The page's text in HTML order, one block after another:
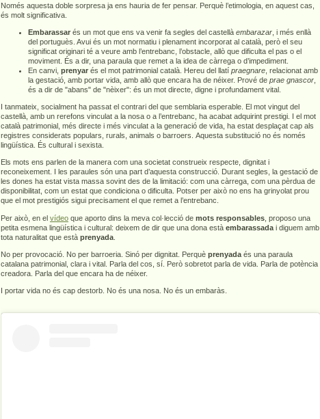
Només aquesta doble sorpresa ja ens hauria de fer pensar. Perquè l’etimologia, en aquest cas,
és molt significativa.
Embarassar és un mot que ens va venir fa segles del castellà embarazar , i més enllà
del portuguès. Avui és un mot normatiu i plenament incorporat al català, però el seu
significat originari té a veure amb l’entrebanc, l’obstacle, allò que dificulta el pas o el
moviment. És a dir, una paraula que remet a la idea de càrrega o d’impediment.
En canvi, prenyar és el mot patrimonial català. Hereu del llatí praegnare , relacionat amb
la gestació, amb portar vida, amb allò que encara ha de néixer. Prové de prae gnascor
és a dir de "abans" de "nèixer": és un mot directe, digne i profundament vital.
I tanmateix, socialment ha passat el contrari del que semblaria esperable. El mot vingut del
castellà, amb un rerefons vinculat a la nosa o a l’entrebanc, ha acabat adquirint prestigi. I el mot
català patrimonial, més directe i més vinculat a la generació de vida, ha estat desplaçat cap als
registres considerats populars, rurals, animals o barroers. Aquesta substitució no és només
lingüística. És cultural i sexista.
Els mots ens parlen de la manera com una societat construeix respecte, dignitat i
reconeixement. I les paraules són una part d’aquesta construcció. Durant segles, la gestació de
les dones ha estat vista massa sovint des de la limitació: com una càrrega, com una pèrdua de
disponibilitat, com un estat que condiciona o dificulta. Potser per això no ens ha grinyolat prou
que el mot prestigiós sigui precisament el que remet a l’entrebanc.
Per això, en el vídeo que aporto dins la meva col·lecció de mots responsables , proposo una
petita esmena lingüística i cultural: deixem de dir que una dona està embarassada i diguem amb
tota naturalitat que està prenyada
No per provocació. No per barroeria. Sinó per dignitat. Perquè prenyada és una paraula
catalana patrimonial, clara i vital. Parla del cos, sí. Però sobretot parla de vida. Parla de potència
creadora. Parla del que encara ha de néixer.
I portar vida no és cap destorb. No és una nosa. No és un embaràs.